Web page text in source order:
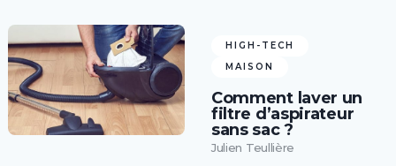
HIGH-TECH
MAISON
Comment laver un
filtre d’aspirateur
sans sac ?
Julien Teullière